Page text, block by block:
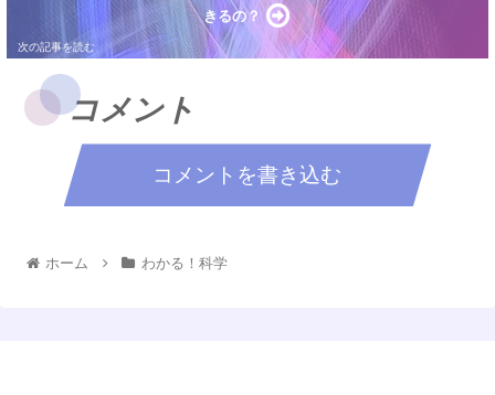
きるの？
コメント
コメントを書き込む
ホーム わかる！科学